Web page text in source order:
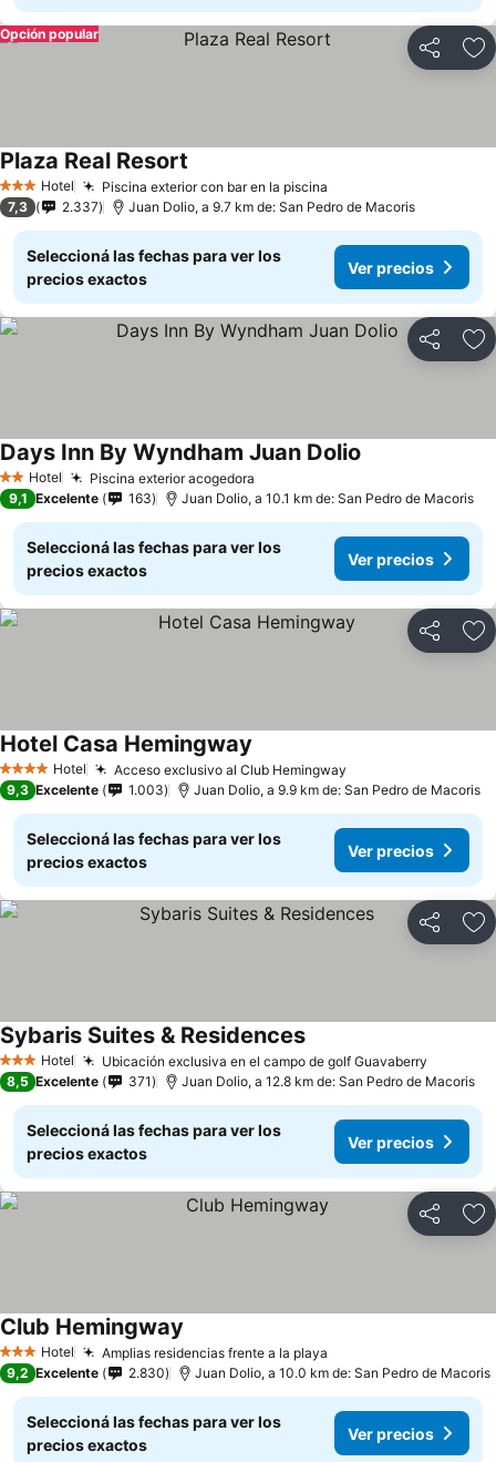
Compartir
Opción popular
3 Estrellas
Hotel Piscina exterior con bar en la piscina
Plaza Real Resort
7,3 2.337 Juan Dolio, a 9.7 km de: San Pedro de Macoris
Seleccioná las fechas para ver los
precios exactos
Ver precios
Compartir
2 Estrellas
Hotel Piscina exterior acogedora
Days Inn By Wyndham Juan Dolio
9,1 Excelente 163 Juan Dolio, a 10.1 km de: San Pedro de Macoris
Seleccioná las fechas para ver los
precios exactos
Ver precios
Compartir
4 EstrellasHotel Acceso exclusivo al Club Hemingway
Hotel Casa Hemingway
9,3 Excelente 1.003 Juan Dolio, a 9.9 km de: San Pedro de Macoris
Seleccioná las fechas para ver los
precios exactos
Ver precios
Compartir
3 Estrellas
Hotel Ubicación exclusiva en el campo de golf Guavaberry
Sybaris Suites & Residences
8,5 Excelente 371 Juan Dolio, a 12.8 km de: San Pedro de Macoris
Seleccioná las fechas para ver los
precios exactos
Ver precios
Compartir
3 Estrellas
Hotel Amplias residencias frente a la playa
Club Hemingway
9,2 Excelente 2.830 Juan Dolio, a 10.0 km de: San Pedro de Macoris
Seleccioná las fechas para ver los
precios exactos
Ver precios